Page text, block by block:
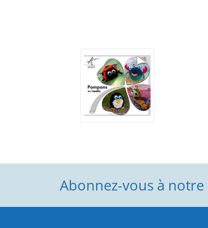
Abonnez-vous à notre